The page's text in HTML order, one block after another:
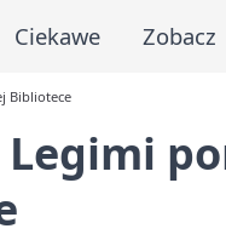
Ciekawe Zobacz
Bibliotece